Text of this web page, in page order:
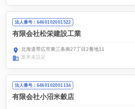
法人番号：6460102001522
有限会社松栄建設工業
北海道帯広市東三条南27丁目2番地11
業界未設定
法人番号：6460102001134
有限会社小沼米穀店